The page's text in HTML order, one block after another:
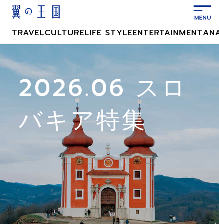
ン
テ
TRAVELCULTURELIFE STYLEENTERTAINMENT
2026.06 スロ
バキア特集